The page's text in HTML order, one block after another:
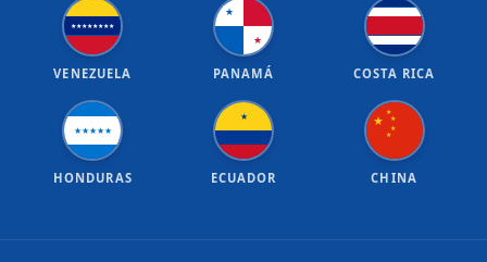
★★★★★★★★
VENEZUELA
★
★
PANAMÁ COSTA RICA
★★★★★
HONDURAS
★
ECUADOR
★
★
★
★
★
CHINA